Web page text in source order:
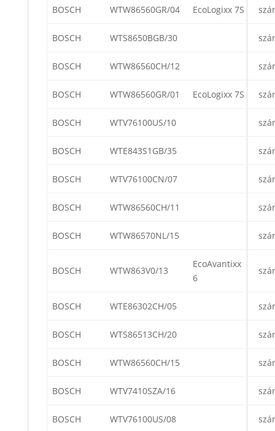
BOSCH WTW86560GR/04 EcoLogixx 7S
BOSCH WTS8650BGB/30
BOSCH WTW86560CH/12
BOSCH WTW86560GR/01 EcoLogixx 7S
BOSCH WTV76100US/10
BOSCH WTE843S1GB/35
BOSCH WTV76100CN/07
BOSCH WTW86560CH/11
BOSCH WTW86570NL/15
BOSCH WTW863V0/13
EcoAvantixx
6
BOSCH WTE86302CH/05
BOSCH WTS86513CH/20
BOSCH WTW86560CH/15
BOSCH WTV7410SZA/16
BOSCH WTV76100US/08